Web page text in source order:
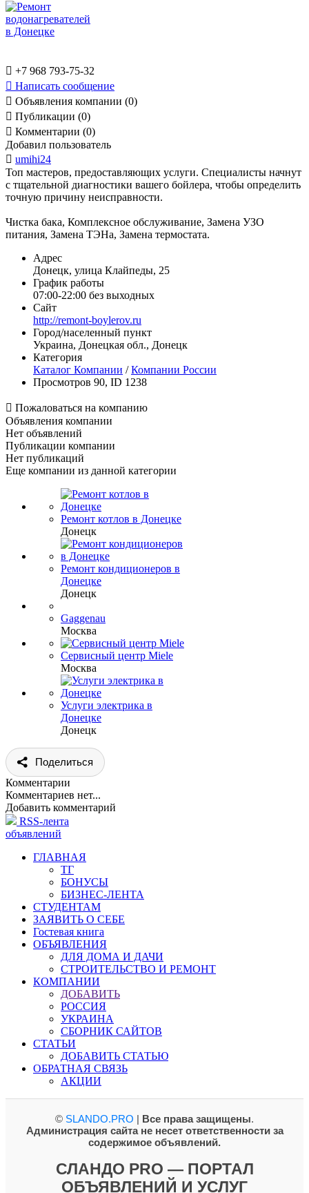
 +7 968 793-75-32
 Написать сообщение
 Объявления компании (0)
 Публикации (0)
 Комментарии (0)
Добавил пользователь
 umihi24
Топ мастеров, предоставляющих услуги. Специалисты начнут
с тщательной диагностики вашего бойлера, чтобы определить
точную причину неисправности.
Чистка бака, Комплексное обслуживание, Замена УЗО
питания, Замена ТЭНа, Замена термостата.
Адрес
Донецк, улица Клайпеды, 25
График работы
07:00-22:00 без выходных
Сайт
http://remont-boylerov.ru
Город/населенный пункт
Украина, Донецкая обл., Донецк
Категория
Каталог Компании /Компании России
Просмотров 90, ID 1238
 Пожаловаться на компанию
Объявления компании
Нет объявлений
Публикации компании
Нет публикаций
Еще компании из данной категории
Ремонт котлов в Донецке
Донецк
Ремонт кондиционеров в
Донецке
Донецк
Gaggenau
Москва
Сервисный центр Miele
Москва
Услуги электрика в
Донецке
Донецк
Поделиться
Комментарии
Комментариев нет...
Добавить комментарий
RSS-лента
объявлений
ГЛАВНАЯ
ТГ
БОНУСЫ
БИЗНЕС-ЛЕНТА
СТУДЕНТАМ
ЗАЯВИТЬ О СЕБЕ
Гостевая книга
ОБЪЯВЛЕНИЯ
ДЛЯ ДОМА И ДАЧИ
СТРОИТЕЛЬСТВО И РЕМОНТ
КОМПАНИИ
ДОБАВИТЬ
РОССИЯ
УКРАИНА
СБОРНИК САЙТОВ
СТАТЬИ
ДОБАВИТЬ СТАТЬЮ
ОБРАТНАЯ СВЯЗЬ
АКЦИИ
© SLANDO.PRO | Все права защищены.
Администрация сайта не несет ответственности за
содержимое объявлений.
СЛАНДО PRO — ПОРТАЛ
ОБЪЯВЛЕНИЙ И УСЛУГ